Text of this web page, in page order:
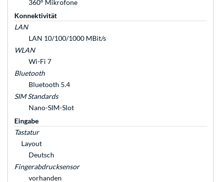
360° Mikrofone
Konnektivität
LAN
LAN 10/100/1000 MBit/s
WLAN
Wi-Fi 7
Bluetooth
Bluetooth 5.4
SIM Standards
Nano-SIM-Slot
Eingabe
Tastatur
Layout
Deutsch
Fingerabdrucksensor
vorhanden